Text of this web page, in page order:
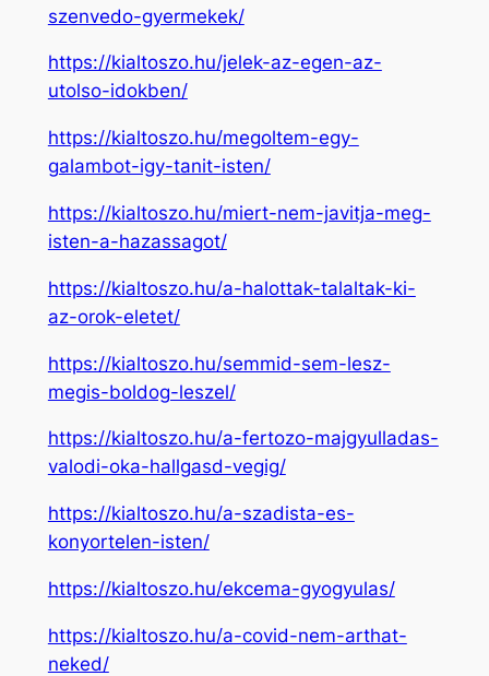
szenvedo-gyermekek/
https://kialtoszo.hu/jelek-az-egen-az-
utolso-idokben/
https://kialtoszo.hu/megoltem-egy-
galambot-igy-tanit-isten/
https://kialtoszo.hu/miert-nem-javitja-meg-
isten-a-hazassagot/
https://kialtoszo.hu/a-halottak-talaltak-ki-
az-orok-eletet/
https://kialtoszo.hu/semmid-sem-lesz-
megis-boldog-leszel/
https://kialtoszo.hu/a-fertozo-majgyulladas-
valodi-oka-hallgasd-vegig/
https://kialtoszo.hu/a-szadista-es-
konyortelen-isten/
https://kialtoszo.hu/ekcema-gyogyulas/
https://kialtoszo.hu/a-covid-nem-arthat-
neked/